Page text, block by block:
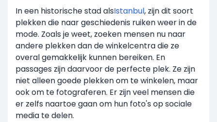
In een historische stad alsIstanbul, zijn dit soort
plekken die naar geschiedenis ruiken weer in de
mode. Zoals je weet, zoeken mensen nu naar
andere plekken dan de winkelcentra die ze
overal gemakkelijk kunnen bereiken. En
passages zijn daarvoor de perfecte plek. Ze zijn
niet alleen goede plekken om te winkelen, maar
ook om te fotograferen. Er zijn veel mensen die
er zelfs naartoe gaan om hun foto's op sociale
media te delen.